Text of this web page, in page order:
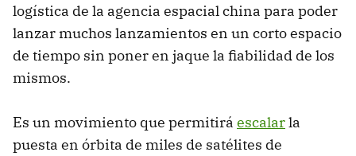
logística de la agencia espacial china para poder
lanzar muchos lanzamientos en un corto espacio
de tiempo sin poner en jaque la fiabilidad de los
mismos.
Es un movimiento que permitirá escalarla
puesta en órbita de miles de satélites de